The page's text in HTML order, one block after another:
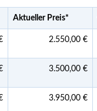
Aktueller Preis*
2.550,00 €
3.500,00 €
3.950,00 €